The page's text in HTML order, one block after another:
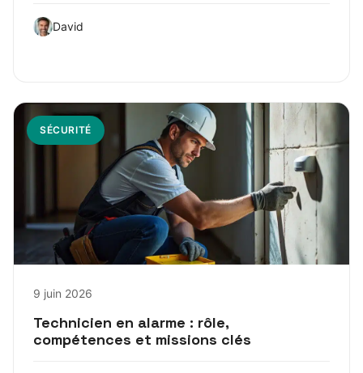
David
SÉCURITÉ
9 juin 2026
Technicien en alarme : rôle,
compétences et missions clés